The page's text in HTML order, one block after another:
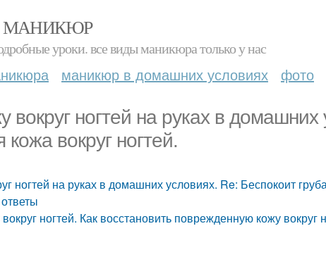
МАНИКЮР
уроки. все виды маникюра только у нас
маникюр в домашних условиях фото
вокруг ногтей на руках в домашних
кожа вокруг ногтей.
ногтей на руках в домашних условиях. Re: Беспокоит
ногтей. Как восстановить поврежденную кожу вокруг